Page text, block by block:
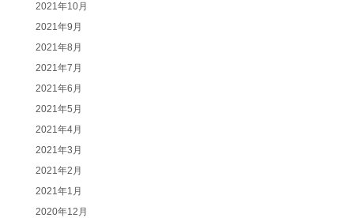
2021年10月
2021年9月
2021年8月
2021年7月
2021年6月
2021年5月
2021年4月
2021年3月
2021年2月
2021年1月
2020年12月